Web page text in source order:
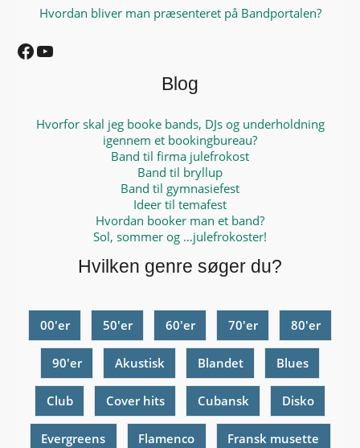
Hvordan bliver man præsenteret på Bandportalen?
Facebook
Blog
Hvorfor skal jeg booke bands, DJs og underholdning
igennem et bookingbureau?
Band til firma julefrokost
Band til bryllup
Band til gymnasiefest
Ideer til temafest
Hvordan booker man et band?
Sol, sommer og …julefrokoster!
Hvilken genre søger du?
00'er 50'er 60'er 70'er 80'er
90'er Akustisk Blandet Blues
Club Cover hits Cubansk Disko
Evergreens Flamenco Fransk musette